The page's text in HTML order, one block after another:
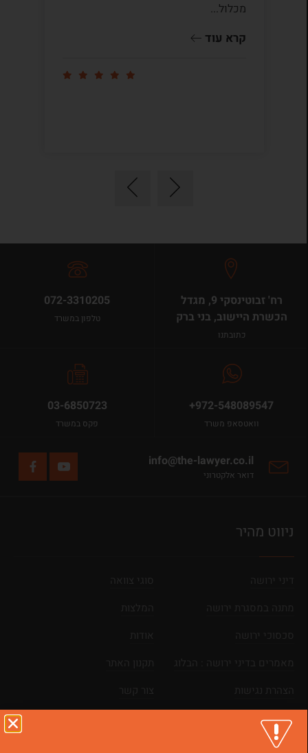
מכלול...
קרא עוד
רח' זבוטינסקי 9, מגדל
הכשרת היישוב, בני ברק
כתובתנו
072-3310205
טלפון במשרד
+972-548089547
וואטסאפ משרד
03-6850723
פקס במשרד
info@the-lawyer.co.il
דואר אלקטרוני
ניווט מהיר
מפת אתר